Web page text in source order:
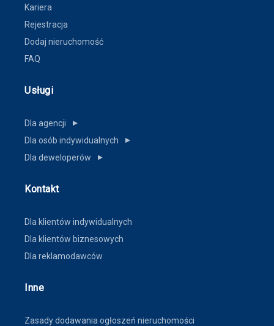
Kariera
Rejestracja
Dodaj nieruchomość
FAQ
Usługi
Dla agencji ▼
Dla osób indywidualnych ▼
Dla deweloperów ▼
Kontakt
Dla klientów indywidualnych
Dla klientów biznesowych
Dla reklamodawców
Inne
Zasady dodawania ogłoszeń nieruchomości